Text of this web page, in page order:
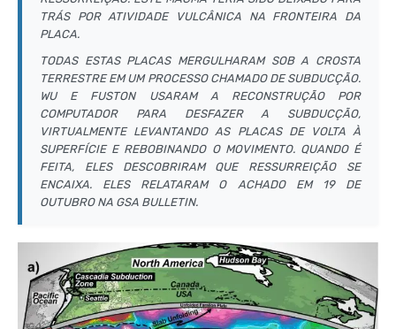
TRÁS POR ATIVIDADE VULCÂNICA NA FRONTEIRA DA
PLACA.
TODAS ESTAS PLACAS MERGULHARAM SOB A CROSTA
TERRESTRE EM UM PROCESSO CHAMADO DE SUBDUCÇÃO.
WU E FUSTON USARAM A RECONSTRUÇÃO POR
COMPUTADOR PARA DESFAZER A SUBDUCÇÃO,
VIRTUALMENTE LEVANTANDO AS PLACAS DE VOLTA À
SUPERFÍCIE E REBOBINANDO O MOVIMENTO. QUANDO É
FEITA, ELES DESCOBRIRAM QUE RESSURREIÇÃO SE
ENCAIXA. ELES RELATARAM O ACHADO EM 19 DE
OUTUBRO NA GSA BULLETIN.